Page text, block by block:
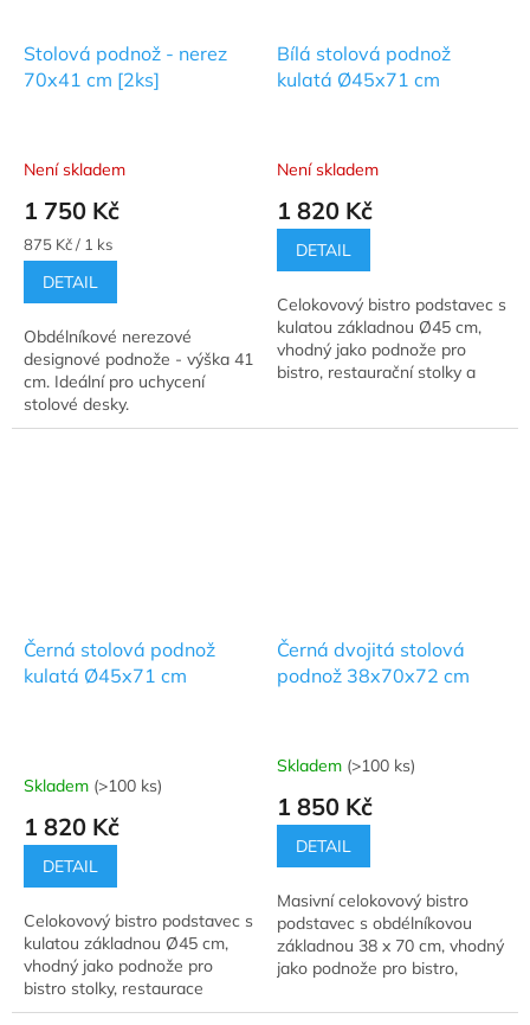
Stolová podnož - nerez
70x41 cm [2ks]
Průměrné
produktu
je
5,0
5
hvězdiček.
Není skladem
1 750 Kč
Měrná
cena:
875 Kč / 1 ks
DETAIL
Obdélníkové nerezové
designové podnože - výška 41
cm. Ideální pro uchycení
stolové desky.
Bílá stolová podnož
kulatá Ø45x71 cm
Průměrné
produktu
5,0
5
hvězdiček.
Není skladem
1 820 Kč
DETAIL
Celokovový bistro podstavec s
kulatou základnou Ø45 cm,
vhodný jako podnože pro
bistro, restaurační stolky a
Černá stolová podnož
kulatá Ø45x71 cm
Skladem (>100 ks)
1 820 Kč
DETAIL
Celokovový bistro podstavec s
kulatou základnou Ø45 cm,
vhodný jako podnože pro
bistro stolky, restaurace
kavárny a jídelní stoly.
Černá dvojitá stolová
podnož 38x70x72 cm
Průměrné
produktu
4,8
5
hvězdiček.
Skladem (>100 ks)
1 850 Kč
DETAIL
Masivní celokovový bistro
podstavec s obdélníkovou
základnou 38 x 70 cm, vhodný
jako podnože pro bistro,
stoly.